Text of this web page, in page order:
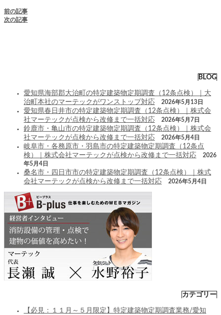
前の記事
次の記事
BLOG
愛知県海部郡大治町の特定建築物定期調査（12条点検）｜大
治町本社のマーテックがワンストップ対応
2026年5月13日
愛知県春日井市の特定建築物定期調査（12条点検）｜株式会
社マーテックが点検から改修まで一括対応
2026年5月7日
鈴鹿市・亀山市の特定建築物定期調査（12条点検）｜株式会
社マーテックが点検から改修まで一括対応
2026年5月4日
岐阜市・各務原市・羽島市の特定建築物定期調査（12条点
検）｜株式会社マーテックが点検から改修まで一括対応
2026
年5月4日
桑名市・四日市市の特定建築物定期調査（12条点検）｜株式
会社マーテックが点検から改修まで一括対応
2026年5月4日
カテゴリー
【必見：１１月～５月限定】特定建築物定期調査業務/愛知